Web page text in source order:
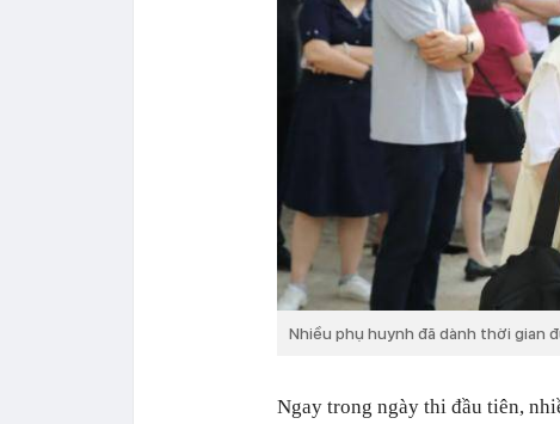
Nhiều phụ huynh đã dành thời gian
Ngay trong ngày thi đầu tiên,